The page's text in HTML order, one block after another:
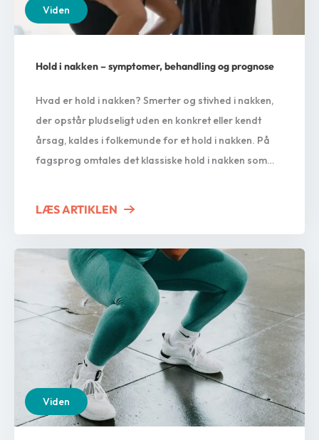
Hold i nakken – symptomer, behandling og prognose
Hvad er hold i nakken? Smerter og stivhed i nakken,
der opstår pludseligt uden en konkret eller kendt
årsag, kaldes i folkemunde for et hold i nakken. På
fagsprog omtales det klassiske hold i nakken som
LÆS ARTIKLEN ABOUT HOLD I NAKKEN –
Viden
Viden